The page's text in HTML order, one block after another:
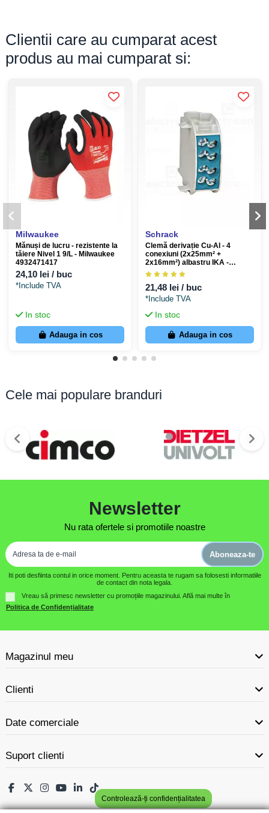
Clientii care au cumparat acest
produs au mai cumparat si:
Milwaukee
Mănuși de lucru - rezistente la
tăiere Nivel 1 9/L - Milwaukee
4932471417
24,10 lei / buc
*Include TVA
In stoc
Adauga in cos
Schrack
Clemă derivație Cu-Al - 4
conexiuni (2x25mm² +
2x16mm²) albastru IKA -
Schrack IKA26120
21,48 lei / buc
*Include TVA
In stoc
Adauga in cos
Cele mai populare branduri
Newsletter
Nu rata ofertele si promotiile noastre
Aboneaza-te
Iti poti desfiinta contul in orice moment. Pentru aceasta te rugam sa folosesti informatiile
de contact din nota legala.
Vreau să primesc newsletter cu promoțiile magazinului. Află mai multe în
Politica de Confidențialitate
Magazinul meu
Clienti
Date comerciale
Suport clienti
Controlează-ți confidențialitatea